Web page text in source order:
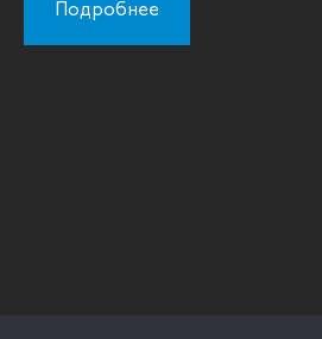
Подробнее